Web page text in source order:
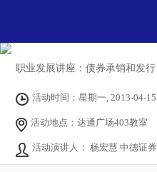
职业发展讲座：债券承销和发行
活动时间：星期一, 2013-04-
活动地点：达通广场403教室
活动演讲人： 杨宏慧 中德证